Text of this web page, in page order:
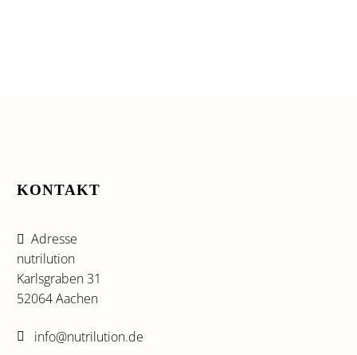
KONTAKT
Adresse
nutrilution
Karlsgraben 31
52064 Aachen
info@nutrilution.de